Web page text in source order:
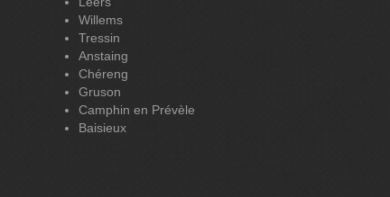
Willems
Tressin
Anstaing
Chéreng
Gruson
Camphin en Prévèle
Baisieux